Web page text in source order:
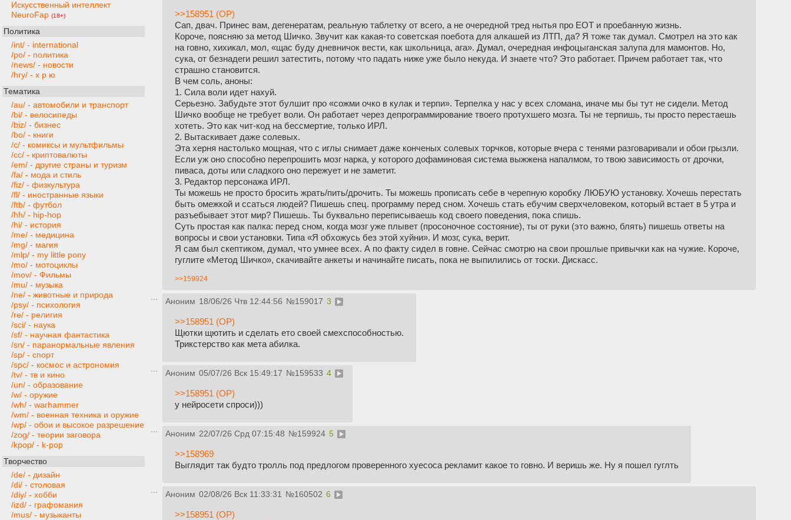
Искусственный интеллект
NeuroFap (18+)
Политика
/int/ - international
/po/ - политика
/news/ - новости
/hry/ - х р ю
Тематика
/au/ - автомобили и транспорт
/bi/ - велосипеды
/biz/ - бизнес
/bo/ - книги
/c/ - комиксы и мультфильмы
/cc/ - криптовалюты
/em/ - другие страны и туризм
/fa/ - мода и стиль
/fiz/ - физкультура
/fl/ - иностранные языки
/ftb/ - футбол
/hh/ - hip-hop
/hi/ - история
/me/ - медицина
/mg/ - магия
/mlp/ - my little pony
/mo/ - мотоциклы
/mov/ - Фильмы
/mu/ - музыка
/ne/ - животные и природа
/psy/ - психология
/re/ - религия
/sci/ - наука
/sf/ - научная фантастика
/sn/ - паранормальные явления
/sp/ - спорт
/spc/ - космос и астрономия
/tv/ - тв и кино
/un/ - образование
/w/ - оружие
/wh/ - warhammer
/wm/ - военная техника и оружие
/wp/ - обои и высокое разрешение
/zog/ - теории заговора
/kpop/ - k-pop
Творчество
/de/ - дизайн
/di/ - столовая
/diy/ - хобби
/izd/ - графомания
/mus/ - музыканты
>>158951 (OP)
Сап, двач. Принес вам, дегенератам, реальную таблетку от всего, а не очередной тред нытья про ЕОТ и проебанную жизнь.
Короче, поясняю за метод Шичко. Звучит как какая-то советская поебота для алкашей из ЛТП, да? Я тоже так думал. Смотрел на это как
на говно, хихикал, мол, «щас буду дневничок вести, как школьница, ага». Думал, очередная инфоцыганская залупа для мамонтов. Но,
сука, от безнадеги решил затестить, потому что падать ниже уже было некуда. И знаете что? Это работает. Причем работает так, что
страшно становится.
В чем соль, аноны:
1. Сила воли идет нахуй.
Серьезно. Забудьте этот булшит про «сожми очко в кулак и терпи». Терпелка у нас у всех сломана, иначе мы бы тут не сидели. Метод
Шичко вообще не требует воли. Он работает через депрограммирование твоего протухшего мозга. Ты не терпишь, ты просто перестаешь
хотеть. Это как чит-код на бессмертие, только ИРЛ.
2. Вытаскивает даже солевых.
Эта херня настолько мощная, что с иглы снимает даже конченых солевых торчков, которые вчера с тенями разговаривали и обои грызли.
Если уж оно способно перепрошить мозг нарка, у которого дофаминовая система выжжена напалмом, то твою зависимость от дрочки,
пиваса, доты или сладкого оно пережует и не заметит.
3. Редактор персонажа ИРЛ.
Ты можешь не просто бросить жрать/пить/дрочить. Ты можешь прописать себе в черепную коробку ЛЮБУЮ установку. Хочешь перестать
быть омежкой и ссаться людей? Пишешь спец. программу перед сном. Хочешь стать ебучим сверхчеловеком, который встает в 5 утра и
разъебывает этот мир? Пишешь. Ты буквально переписываешь код своего поведения, пока спишь.
Суть простая как палка: перед сном, когда мозг уже плывет (просоночное состояние), ты от руки (это важно, блять) пишешь ответы на
вопросы и свои установки. Типа «Я обхожусь без этой хуйни». И мозг, сука, верит.
Я сам был скептиком, думал, что умнее всех. А по факту сидел в говне. Сейчас смотрю на свои прошлые привычки как на чужие. Короче,
гуглите «Метод Шичко», скачивайте анкеты и начинайте писать, пока не выпилились от тоски. Дискасс.
>>159924
Аноним 18/06/26 Чтв 12:44:56 №159017 3
>>158951 (OP)
Щютки щютить и сделать ето своей смехспособностью.
Трикстерство как мета абилка.
Аноним 05/07/26 Вск 15:49:17 №159533 4
>>158951 (OP)
у нейросети спроси)))
Аноним 22/07/26 Срд 07:15:48 №159924 5
>>158969
Выглядит так будто тролль под предлогом проверенного хуесоса рекламит какое то говно. И веришь же. Ну я пошел гуглть
Аноним 02/08/26 Вск 11:33:31 №160502 6
>>158951 (OP)